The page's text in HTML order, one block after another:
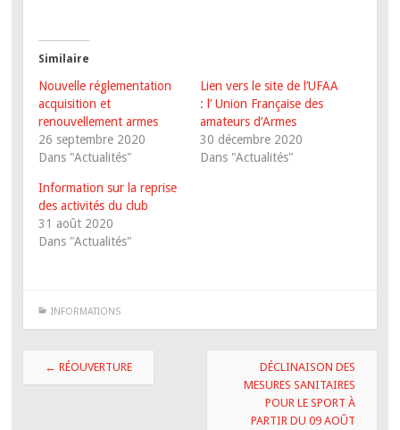
Similaire
Nouvelle réglementation
acquisition et
renouvellement armes
26 septembre 2020
Dans "Actualités"
Lien vers le site de l’UFAA
: l’ Union Française des
amateurs d’Armes
30 décembre 2020
Dans "Actualités"
Information sur la reprise
des activités du club
31 août 2020
Dans "Actualités"
INFORMATIONS
Navigation
des
← RÉOUVERTURE
DÉCLINAISON DES
MESURES SANITAIRES
POUR LE SPORT À
PARTIR DU 09 AOÛT